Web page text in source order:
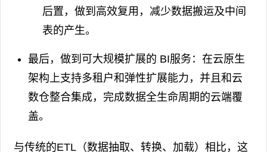
后置，做到高效复用，减少数据搬运及中间
表的产生。
最后，做到可大规模扩展的 BI服务：在云原生
架构上支持多租户和弹性扩展能力，并且和云
数仓整合集成，完成数据全生命周期的云端覆
盖。
与传统的ETL（数据抽取、转换、加载）相比，这